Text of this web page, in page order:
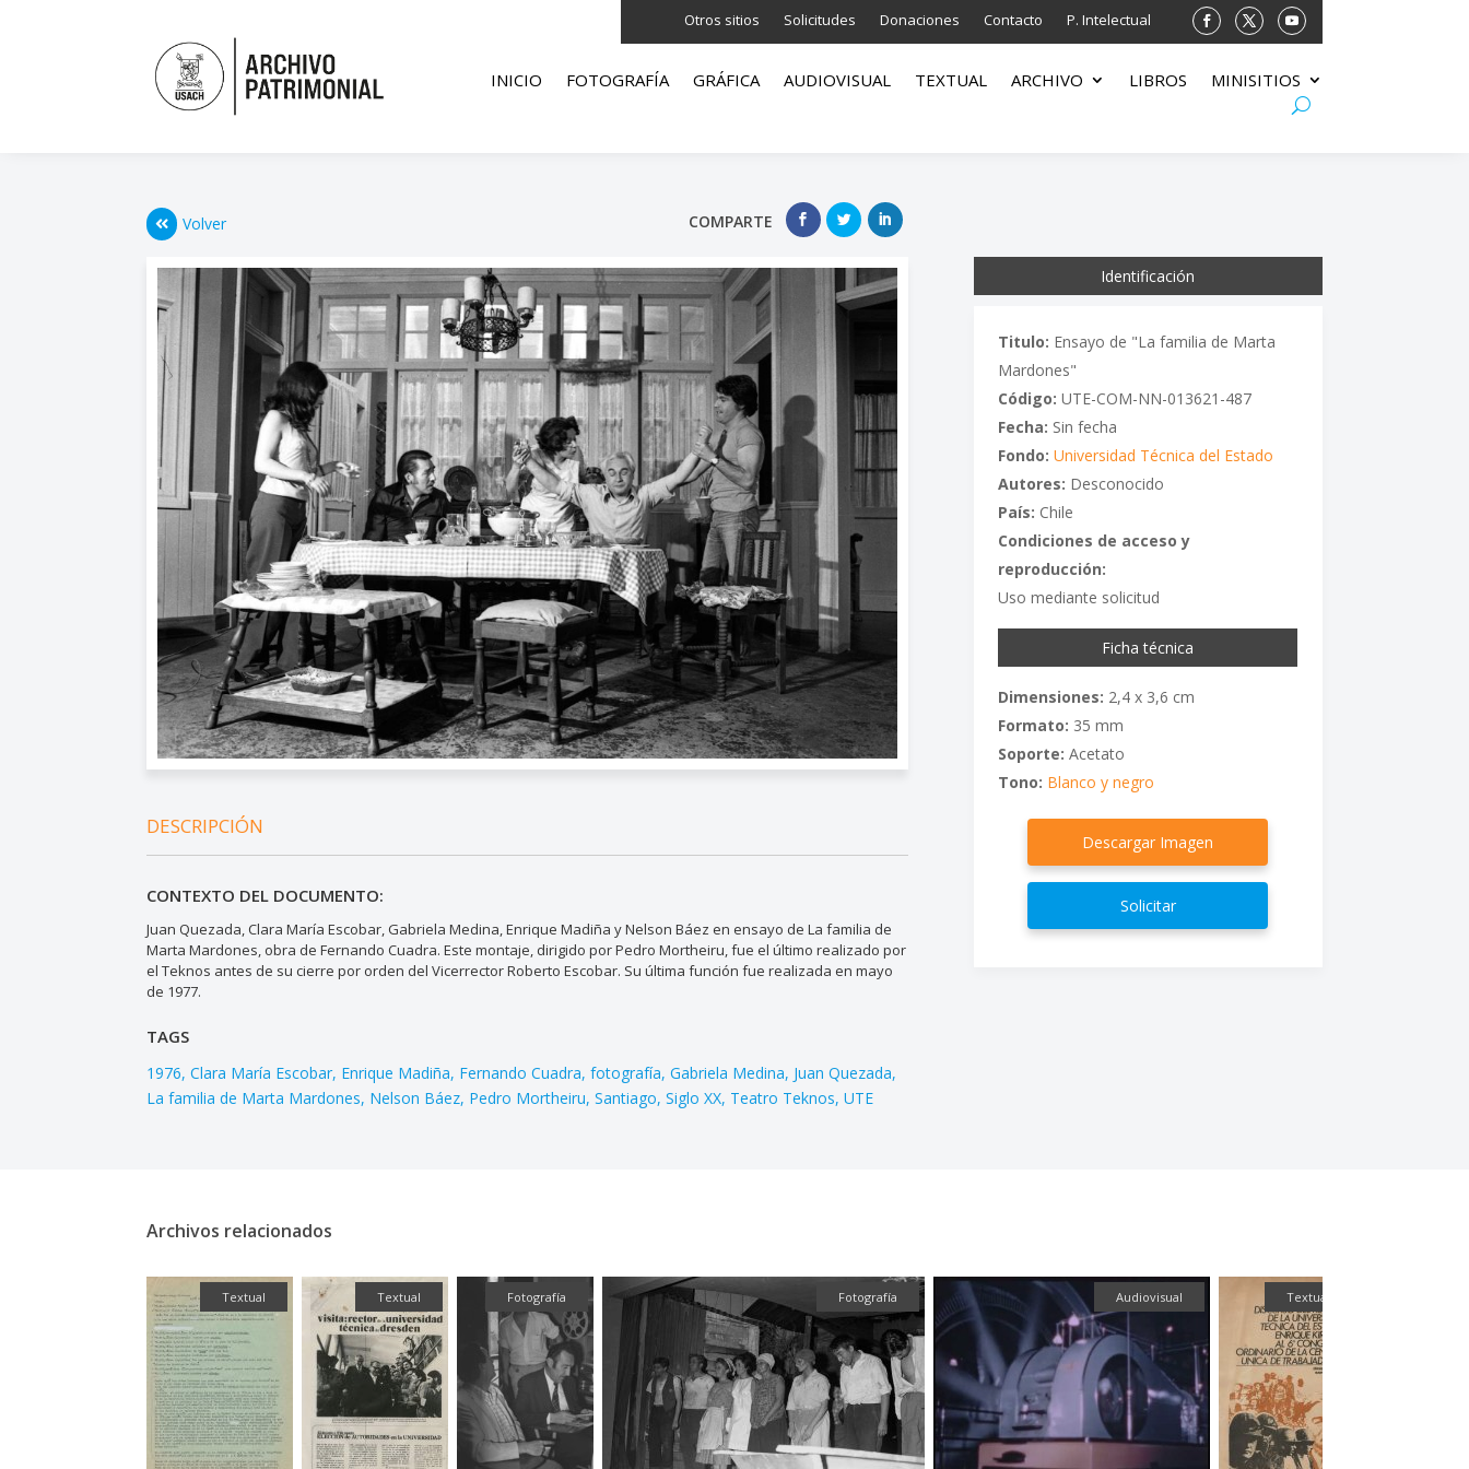
Otros sitios Solicitudes Donaciones Contacto P. Intelectual
INICIO FOTOGRAFÍA GRÁFICA AUDIOVISUAL TEXTUAL ARCHIVO LIBROS MINISITIOS
Volver COMPARTE
DESCRIPCIÓN
CONTEXTO DEL DOCUMENTO:
Juan Quezada, Clara María Escobar, Gabriela Medina, Enrique Madiña y Nelson Báez en ensayo de La familia de
Marta Mardones, obra de Fernando Cuadra. Este montaje, dirigido por Pedro Mortheiru, fue el último realizado por
el Teknos antes de su cierre por orden del Vicerrector Roberto Escobar. Su última función fue realizada en mayo
de 1977.
TAGS
1976 Clara María Escobar Enrique Madiña Fernando Cuadra fotografía Gabriela Medina Juan Quezada
La familia de Marta Mardones Nelson Báez Pedro Mortheiru Santiago Siglo XX Teatro Teknos UTE
Identificación
Titulo: Ensayo de "La familia de Marta
Mardones"
Código: UTE-COM-NN-013621-487
Fecha: Sin fecha
Fondo: Universidad Técnica del Estado
Autores: Desconocido
País: Chile
Condiciones de acceso y
reproducción:
Uso mediante solicitud
Ficha técnica
Dimensiones: 2,4 x 3,6 cm
Formato: 35 mm
Soporte: Acetato
Tono: Blanco y negro
Descargar Imagen
Solicitar
Archivos relacionados
Textual Textual Fotografía Fotografía Audiovisual Textual